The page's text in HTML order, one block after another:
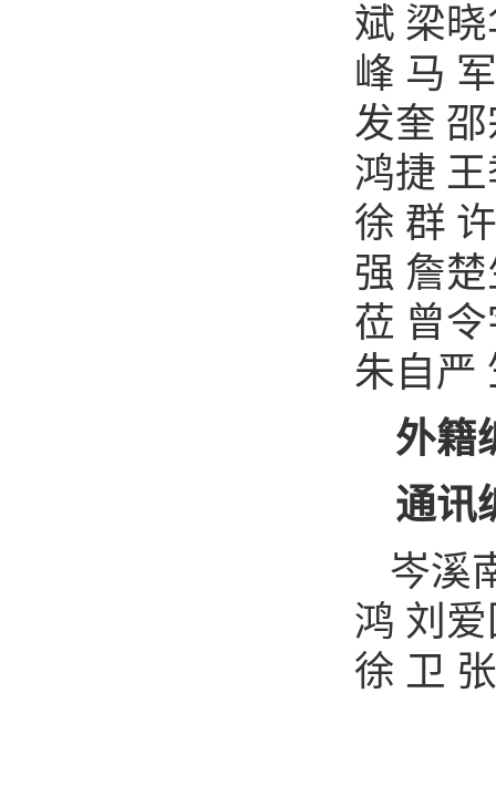
斌 梁
峰 马 军
发奎
鸿捷
徐 群
强 詹
莅 曾
朱自严
外籍
通讯
岑溪
鸿 刘
徐 卫 张